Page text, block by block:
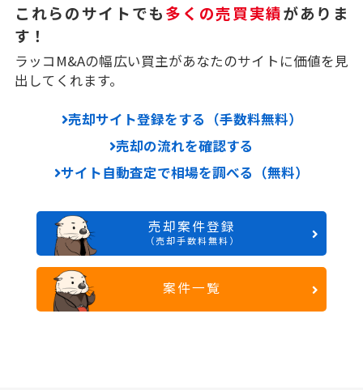
これらのサイトでも多くの売買実績がありま
す！
ラッコM&Aの幅広い買主があなたのサイトに価値を見
出してくれます。
売却サイト登録をする（手数料無料）
売却の流れを確認する
サイト自動査定で相場を調べる（無料）
売却案件登録
（売却手数料無料）
案件一覧